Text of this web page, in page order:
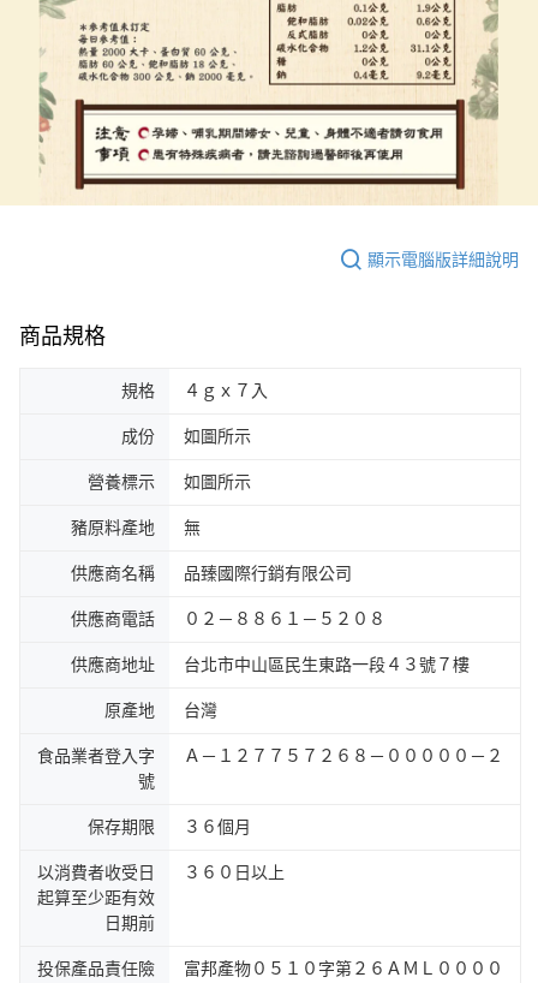
顯示電腦版詳細說明
商品規格
規格 ４ｇｘ７入
成份 如圖所示
營養標示 如圖所示
豬原料產地 無
供應商名稱 品臻國際行銷有限公司
供應商電話 ０２－８８６１－５２０８
供應商地址 台北市中山區民生東路一段４３號７樓
原產地 台灣
食品業者登入字
號
Ａ－１２７７５７２６８－０００００－２
保存期限 ３６個月
以消費者收受日
起算至少距有效
日期前
３６０日以上
投保產品責任險
富邦產物０５１０字第２６ＡＭＬ００００